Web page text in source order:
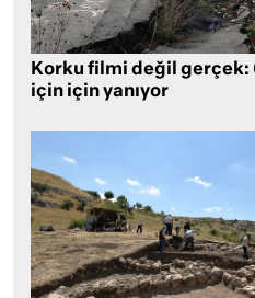
Korku filmi değil gerçek:
için için yanıyor